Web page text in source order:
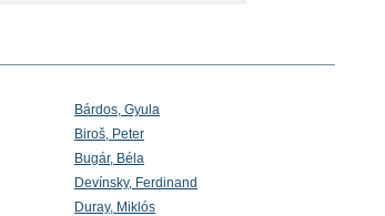
Bárdos, Gyula
Biroš, Peter
Bugár, Béla
Devínsky, Ferdinand
Duray, Miklós